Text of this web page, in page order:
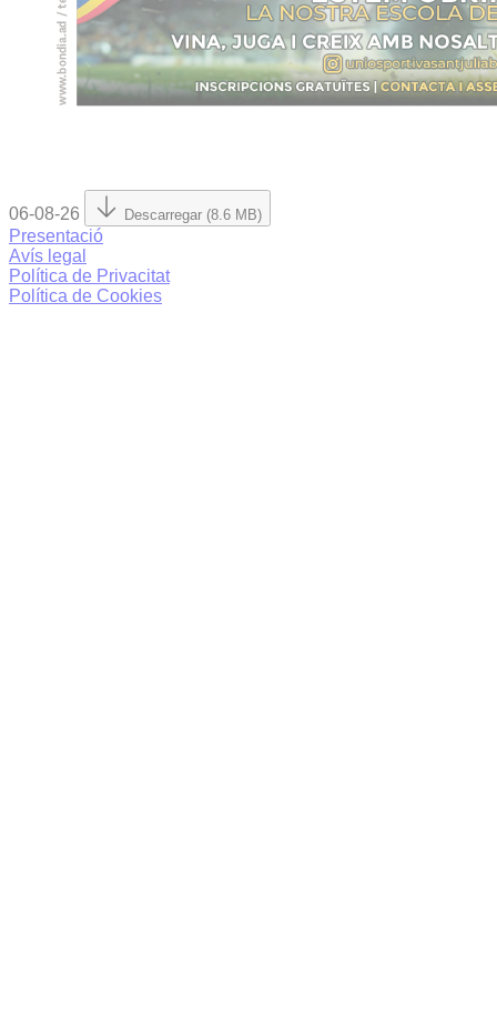
06-08-26 Descarregar (8.6 MB)
Presentació
Avís legal
Política de Privacitat
Política de Cookies